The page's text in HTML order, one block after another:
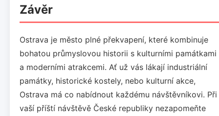
Závěr
Ostrava je město plné překvapení, které kombinuje
bohatou průmyslovou historii s kulturními památkami
a moderními atrakcemi. Ať už vás lákají industriální
památky, historické kostely, nebo kulturní akce,
Ostrava má co nabídnout každému návštěvníkovi. Při
vaší příští návštěvě České republiky nezapomeňte